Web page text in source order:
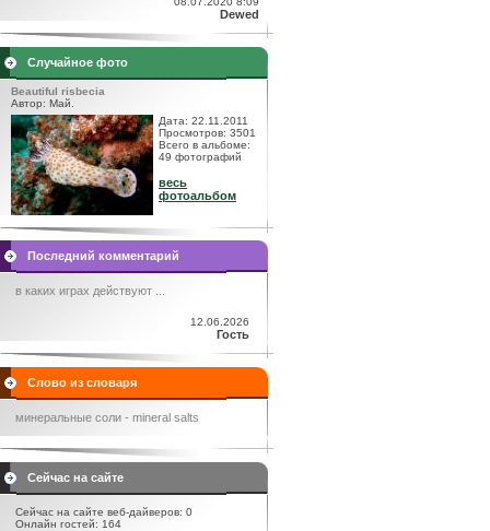
Dewed
Случайное фото
Beautiful risbecia
Автор: Май.
Дата: 22.11.2011
Просмотров: 3501
Всего в альбоме:
49 фотографий
весь
фотоальбом
Последний комментарий
в каких играх действуют ...
12.06.2026
Гость
Слово из словаря
минеральные соли - mineral salts
Сейчас на сайте
Сейчас на сайте веб-дайверов: 0
Онлайн гостей: 164